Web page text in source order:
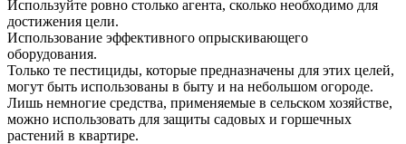
Используйте ровно столько агента, сколько необходимо для
достижения цели.
Использование эффективного опрыскивающего
оборудования.
Только те пестициды, которые предназначены для этих целей,
могут быть использованы в быту и на небольшом огороде.
Лишь немногие средства, применяемые в сельском хозяйстве,
можно использовать для защиты садовых и горшечных
растений в квартире.